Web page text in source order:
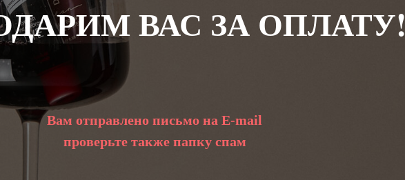
ВАС ЗА ОПЛАТУ!
Вам отправлено письмо на E-mail
проверьте также папку спам